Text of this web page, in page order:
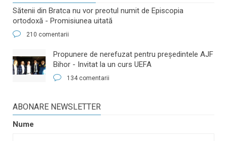
Sătenii din Bratca nu vor preotul numit de Episcopia
ortodoxă - Promisiunea uitată
210 comentarii
​Propunere de nerefuzat pentru preşedintele AJF
Bihor - Invitat la un curs UEFA
134 comentarii
ABONARE NEWSLETTER
Nume